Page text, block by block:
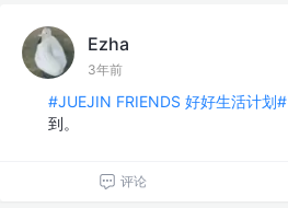
Ezha
3年前
#JUEJIN FRIENDS 好好生活计划#
到。
评论